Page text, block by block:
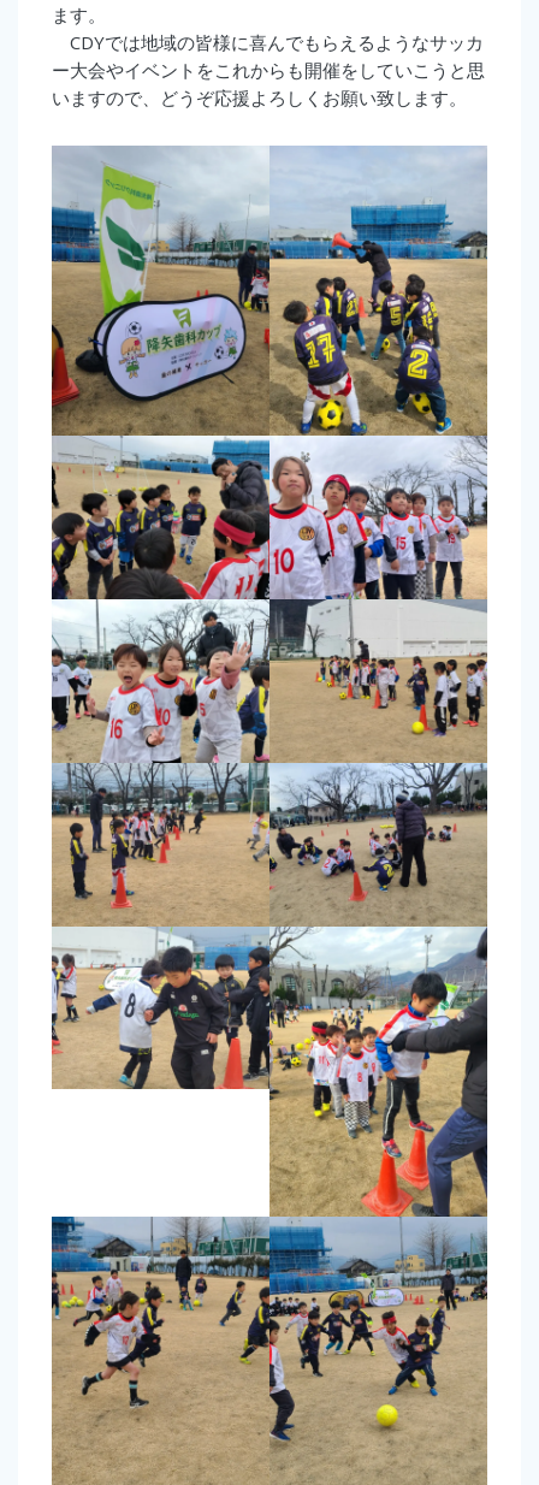
ます。
CDYでは地域の皆様に喜んでもらえるようなサッカ
ー大会やイベントをこれからも開催をしていこうと思
いますので、どうぞ応援よろしくお願い致します。